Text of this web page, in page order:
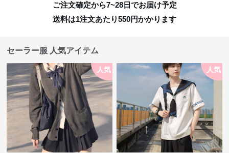
ご注文確定から7~28日でお届け予定
送料は1注文あたり550円かかります
セーラー服 人気アイテム
人気 人気